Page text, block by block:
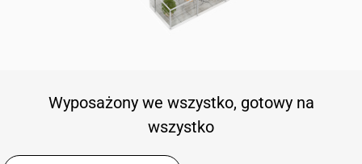
Wyposażony we wszystko, gotowy na
wszystko